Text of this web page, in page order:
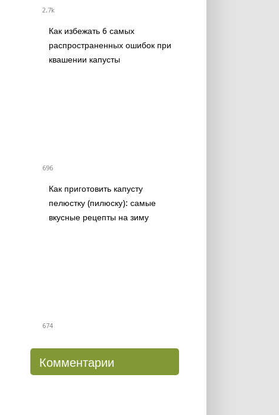
2.7k
Как избежать 6 самых
распространенных ошибок при
квашении капусты
696
Как приготовить капусту
пелюстку (пилюску): самые
вкусные рецепты на зиму
674
Комментарии